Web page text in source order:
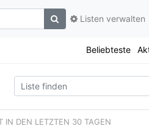
Listen verwalten
Beliebteste
IN DEN LETZTEN 30 TAGEN